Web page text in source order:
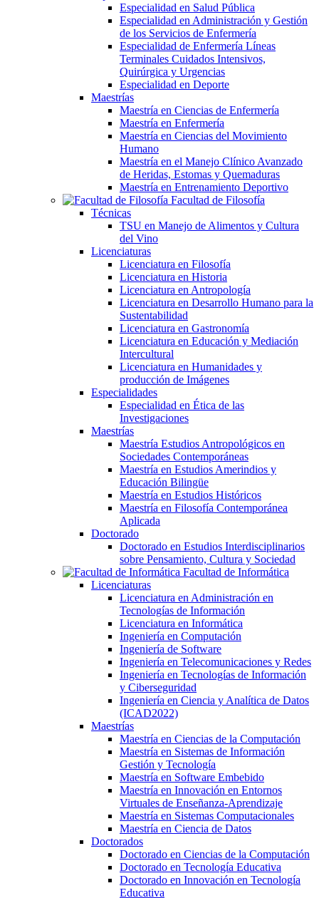
Especialidad en Salud Pública
Especialidad en Administración y Gestión
de los Servicios de Enfermería
Especialidad de Enfermería Líneas
Terminales Cuidados Intensivos,
Quirúrgica y Urgencias
Especialidad en Deporte
Maestrías
Maestría en Ciencias de Enfermería
Maestría en Enfermería
Maestría en Ciencias del Movimiento
Humano
Maestría en el Manejo Clínico Avanzado
de Heridas, Estomas y Quemaduras
Maestría en Entrenamiento Deportivo
Facultad de Filosofía
Técnicas
TSU en Manejo de Alimentos y Cultura
del Vino
Licenciaturas
Licenciatura en Filosofía
Licenciatura en Historia
Licenciatura en Antropología
Licenciatura en Desarrollo Humano para la
Sustentabilidad
Licenciatura en Gastronomía
Licenciatura en Educación y Mediación
Intercultural
Licenciatura en Humanidades y
producción de Imágenes
Especialidades
Especialidad en Ética de las
Investigaciones
Maestrías
Maestría Estudios Antropológicos en
Sociedades Contemporáneas
Maestría en Estudios Amerindios y
Educación Bilingüe
Maestría en Estudios Históricos
Maestría en Filosofía Contemporánea
Aplicada
Doctorado
Doctorado en Estudios Interdisciplinarios
sobre Pensamiento, Cultura y Sociedad
Facultad de Informática
Licenciaturas
Licenciatura en Administración en
Tecnologías de Información
Licenciatura en Informática
Ingeniería en Computación
Ingeniería de Software
Ingeniería en Telecomunicaciones y Redes
Ingeniería en Tecnologías de Información
y Ciberseguridad
Ingeniería en Ciencia y Analítica de Datos
(ICAD2022)
Maestrías
Maestría en Ciencias de la Computación
Maestría en Sistemas de Información
Gestión y Tecnología
Maestría en Software Embebido
Maestría en Innovación en Entornos
Virtuales de Enseñanza-Aprendizaje
Maestría en Sistemas Computacionales
Maestría en Ciencia de Datos
Doctorados
Doctorado en Ciencias de la Computación
Doctorado en Tecnología Educativa
Doctorado en Innovación en Tecnología
Educativa